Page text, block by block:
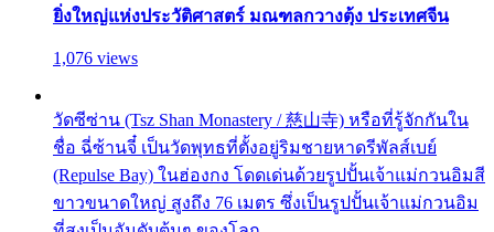
ยิ่งใหญ่แห่งประวัติศาสตร์ มณฑลกวางตุ้ง ประเทศจีน
1,076 views
วัดซีซ่าน (Tsz Shan Monastery / 慈山寺) หรือที่รู้จักกันใน
ชื่อ ฉี่ซ้านจี๋ เป็นวัดพุทธที่ตั้งอยู่ริมชายหาดรีพัลส์เบย์
(Repulse Bay) ในฮ่องกง โดดเด่นด้วยรูปปั้นเจ้าแม่กวนอิมสี
ขาวขนาดใหญ่ สูงถึง 76 เมตร ซึ่งเป็นรูปปั้นเจ้าแม่กวนอิม